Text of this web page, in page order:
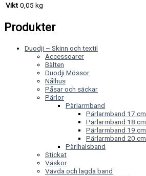
Vikt 0,05 kg
Produkter
Duodji – Skinn och textil
Accessoarer
Bälten
Duodji Mössor
Nålhus
Påsar och säckar
Pärlor
Pärlarmband
Pärlarmband 17 cm
Pärlarmband 18 cm
Pärlarmband 19 cm
Pärlarmband 20 cm
Pärlhalsband
Stickat
Väskor
Vävda och lagda band